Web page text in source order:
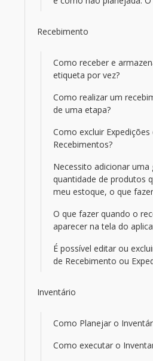
Recebimento
Como receber e
etiqueta por vez?
Como realizar um
de uma etapa?
Como excluir Expedições
Recebimentos?
Necessito adicionar uma
quantidade de produtos
meu estoque, o que
O que fazer quando o
aparecer na tela do
É possível editar ou
de Recebimento ou
Inventário
Como Planejar o
Como executar o